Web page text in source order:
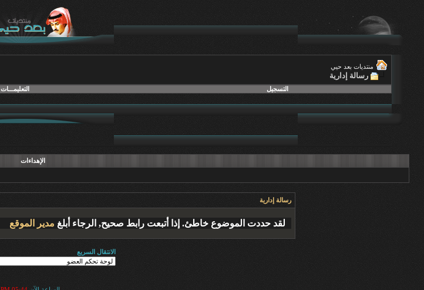
منتديات بعد حيي
رسالة إدارية
التسجيل
التعليمـــات
الإهداءات
رسالة إدارية
لقد حددت الموضوع خاطئ. إذا أتبعت رابط صحيح, الرجاء أبلغ مدير الموقع
الانتقال السريع